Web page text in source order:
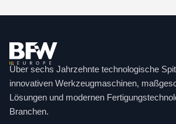
Über sechs Jahrzehnte technologische
innovativen Werkzeugmaschinen,
Lösungen und modernen
Branchen.